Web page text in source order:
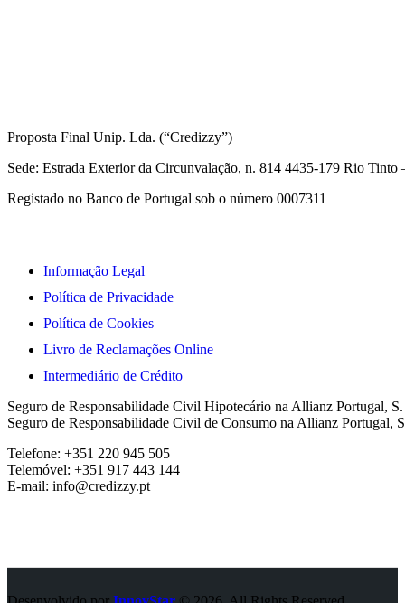
Proposta Final Unip. Lda. (“Credizzy”)
Sede: Estrada Exterior da Circunvalação, n. 814 4435-179 Rio Tinto
Registado no Banco de Portugal sob o número 0007311
Informação Legal
Política de Privacidade
Política de Cookies
Livro de Reclamações Online
Intermediário de Crédito
Seguro de Responsabilidade Civil Hipotecário na Allianz Portugal,
Seguro de Responsabilidade Civil de Consumo na Allianz Portugal,
Telefone: +351 220 945 505
Telemóvel: +351 917 443 144
E-mail: info@credizzy.pt